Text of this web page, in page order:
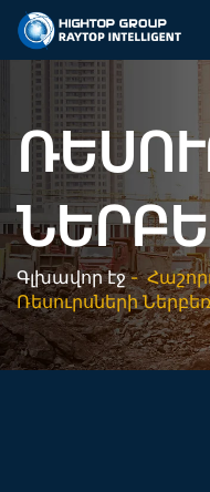
Գլխավոր էջ-
Ռեսուրսների